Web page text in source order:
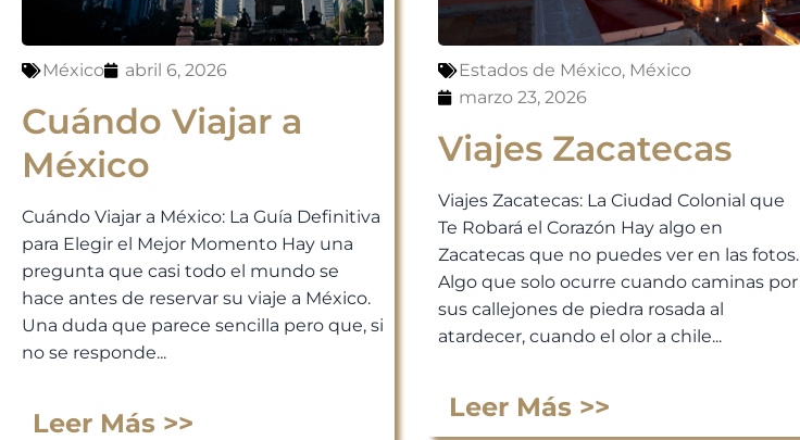
México abril 6, 2026
Cuándo Viajar a
México
Cuándo Viajar a México: La Guía Definitiva
para Elegir el Mejor Momento Hay una
pregunta que casi todo el mundo se
hace antes de reservar su viaje a México.
Una duda que parece sencilla pero que, si
no se responde...
Leer Más >>
Estados de México, México
marzo 23, 2026
Viajes Zacatecas
Viajes Zacatecas: La Ciudad Colonial que
Te Robará el Corazón Hay algo en
Zacatecas que no puedes ver en las fotos.
Algo que solo ocurre cuando caminas por
sus callejones de piedra rosada al
atardecer, cuando el olor a chile...
Leer Más >>